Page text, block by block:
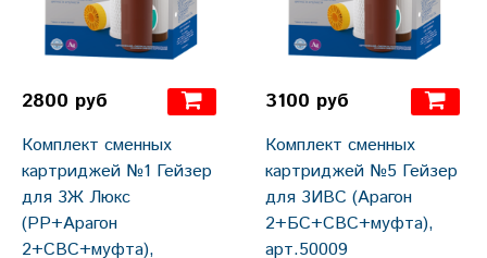
2800 руб
Комплект сменных
картриджей №1 Гейзер
для 3Ж Люкс
(РР+Арагон
2+СВС+муфта),
3100 руб
Комплект сменных
картриджей №5 Гейзер
для 3ИВС (Арагон
2+БС+СВС+муфта),
арт.50009